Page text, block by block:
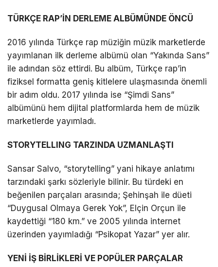
TÜRKÇE RAP’İN DERLEME ALBÜMÜNDE ÖNCÜ
2016 yılında Türkçe rap müziğin müzik marketlerde
yayımlanan ilk derleme albümü olan “Yakında Sans”
ile adından söz ettirdi. Bu albüm, Türkçe rap’in
fiziksel formatta geniş kitlelere ulaşmasında önemli
bir adım oldu. 2017 yılında ise “Şimdi Sans”
albümünü hem dijital platformlarda hem de müzik
marketlerde yayımladı.
STORYTELLING TARZINDA UZMANLAŞTI
Sansar Salvo, “storytelling” yani hikaye anlatımı
tarzındaki şarkı sözleriyle bilinir. Bu türdeki en
beğenilen parçaları arasında; Şehinşah ile düeti
“Duygusal Olmaya Gerek Yok”, Elçin Orçun ile
kaydettiği “180 km.” ve 2005 yılında internet
üzerinden yayımladığı “Psikopat Yazar” yer alır.
YENİ İŞ BİRLİKLERİ VE POPÜLER PARÇALAR